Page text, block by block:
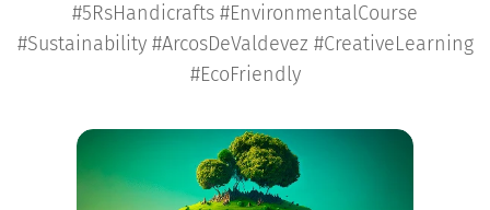
#5RsHandicrafts #EnvironmentalCourse
#Sustainability #ArcosDeValdevez #CreativeLearning
#EcoFriendly